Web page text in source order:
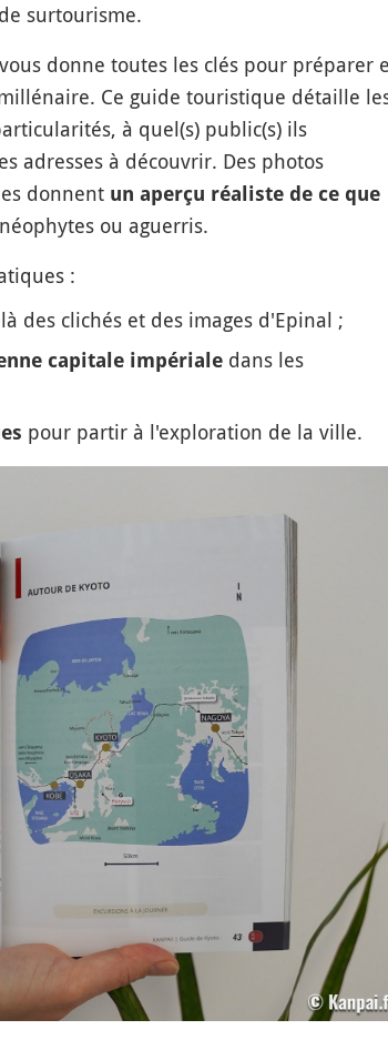
surtourisme.
donne toutes les clés pour préparer
Ce guide touristique détaille
à quel(s) public(s) ils
adresses à découvrir. Des photos
donnent un aperçu réaliste de ce que
ou aguerris.
:
des clichés et des images d'Epinal ;
capitale impérialedans les
pour partir à l'exploration de la ville.